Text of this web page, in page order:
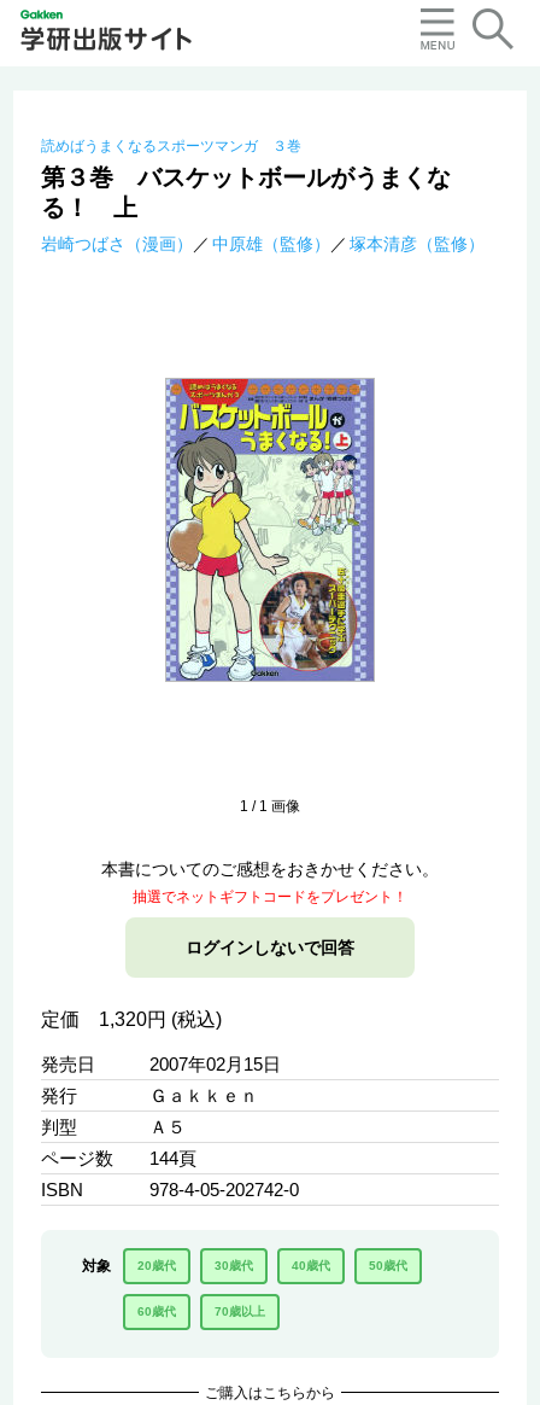
読めばうまくなるスポーツマンガ ３巻
第３巻 バスケットボールがうまくな
る！ 上
岩崎つばさ（漫画） 中原雄（監修） 塚本清彦（監修）
1 / 1 画像
本書についてのご感想をおきかせください。
抽選でネットギフトコードをプレゼント！
ログインしないで回答
定価 1,320円 (税込)
発売日
2007年02月15日
発行
Ｇａｋｋｅｎ
判型
Ａ５
ページ数
144頁
ISBN
978-4-05-202742-0
対象 20歳代 30歳代 40歳代 50歳代
60歳代 70歳以上
ご購入はこちらから